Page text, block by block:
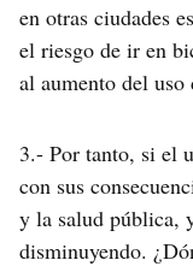
en otras ciudades
el riesgo de ir en
al aumento del
3.- Por tanto, si el
con sus
y la salud pública,
disminuyendo.